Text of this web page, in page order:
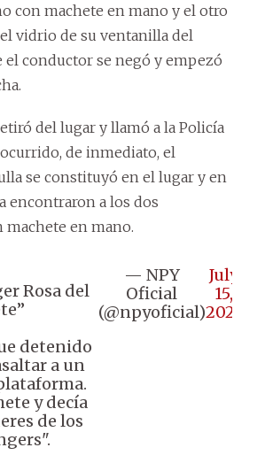
con machete en mano y el otro
vidrio de su ventanilla del
el conductor se negó y empezó
del lugar y llamó a la Policía
de inmediato, el
se constituyó en el lugar y en
encontraron a los dos
machete en mano.
Rosa del
detenido
a un
y decía
de los
— NPY
Oficial
(@npyoficial)
July
15,
2025